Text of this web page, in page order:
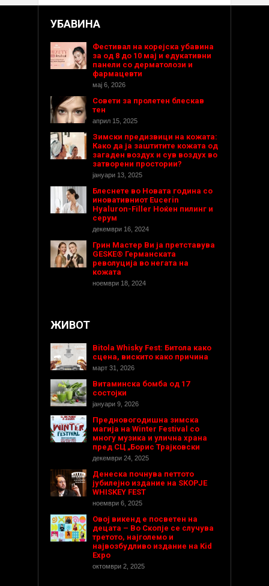
УБАВИНА
Фестивал на корејска убавина
за од 8 до 10 мај и едукативни
панели со дерматолози и
фармацевти
мај 6, 2026
Совети за пролетен блескав
тен
април 15, 2025
Зимски предизвици на кожата:
Како да ја заштитите кожата од
загаден воздух и сув воздух во
затворени простории?
јануари 13, 2025
Блеснете во Новата година со
иновативниот Eucerin
Hyaluron-Filler Ноќен пилинг и
серум
декември 16, 2024
Грин Мастер Ви ја претставува
GESKE® Германската
револуција во негата на
кожата
ноември 18, 2024
ЖИВОТ
Bitola Whisky Fest: Битола како
сцена, вискито како причина
март 31, 2026
Витаминска бомба од 17
состојки
јануари 9, 2026
Предновогодишнa зимска
магија на Winter Festival со
многу музика и улична храна
пред СЦ „Борис Трајковски
декември 24, 2025
Денеска почнува петтото
јубилејно издание на SKOPJE
WHISKEY FEST
ноември 6, 2025
Овој викенд е посветен на
децата – Во Скопје се случува
третото, најголемо и
највозбудливо издание на Kid
Expo
октомври 2, 2025